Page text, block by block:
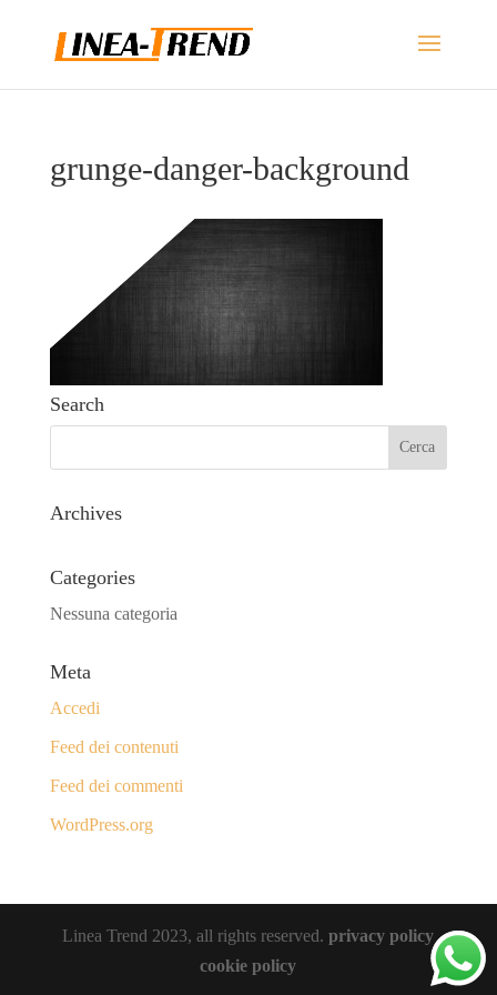
grunge-danger-background
Search
Archives
Categories
Nessuna categoria
Meta
Accedi
Feed dei contenuti
Feed dei commenti
WordPress.org
Linea Trend 2023, all rights reserved.privacy policy
cookie policy